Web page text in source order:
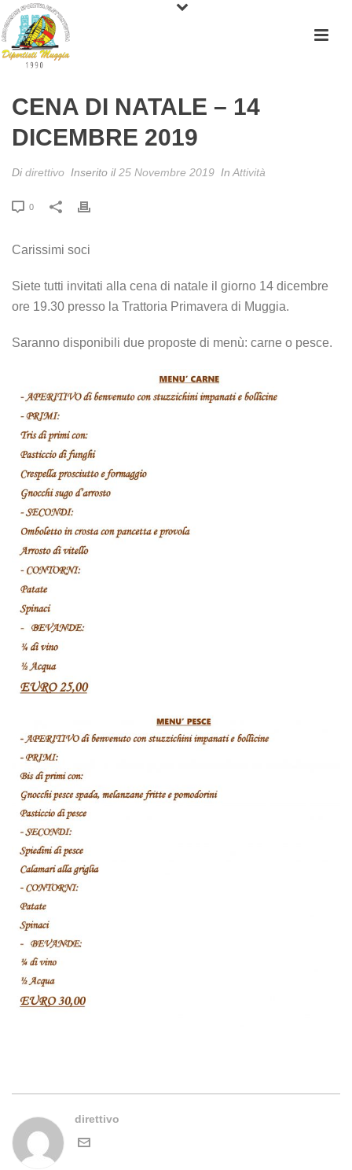
CENA DI NATALE – 14
DICEMBRE 2019
Didirettivo Inserito il25 Novembre 2019 In Attività
0
Carissimi soci
Siete tutti invitati alla cena di natale il giorno 14 dicembre
ore 19.30 presso la Trattoria Primavera di Muggia.
Saranno disponibili due proposte di menù: carne o pesce.
direttivo